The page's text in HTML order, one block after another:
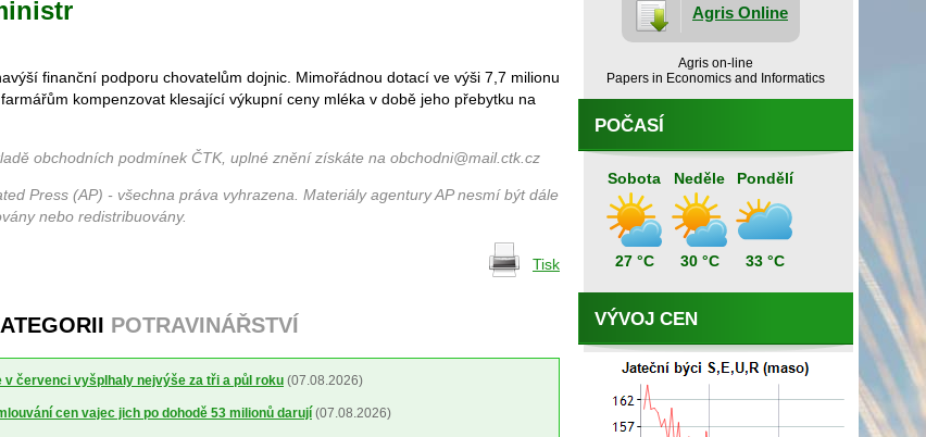
finanční podporu chovatelům dojnic. Mimořádnou dotací ve výši 7,7 milionu
kompenzovat klesající výkupní ceny mléka v době jeho přebytku na
obchodních podmínek ČTK, uplné znění získáte na obchodni@mail.ctk.cz
Press (AP) - všechna práva vyhrazena. Materiály agentury AP nesmí být dále
nebo redistribuovány.
Tisk
POTRAVINÁŘSTVÍ
v červenci vyšplhaly nejvýše za tři a půl roku (07.08.2026)
cen vajec jich po dohodě 53 milionů darují (07.08.2026)
Agris Online
Agris on-line
Papers in Economics and Informatics
POČASÍ
Sobota
27 °C
Neděle
30 °C
Pondělí
33 °C
VÝVOJ CEN